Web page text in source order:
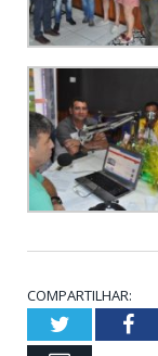
COMPARTILHAR:
Twitter